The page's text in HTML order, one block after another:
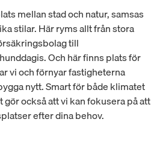
mellan stad och natur, samsas
stilar. Här ryms allt från stora
till
Och här finns plats för
vi och förnyar fastigheterna
nytt. Smart för både klimatet
också att vi kan fokusera på att
efter dina behov.